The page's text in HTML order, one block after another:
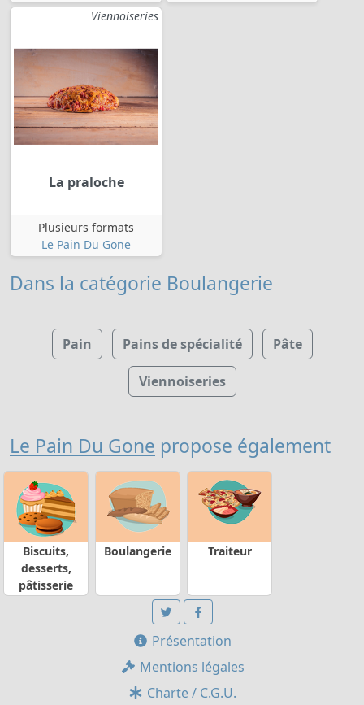
Viennoiseries
La praloche
Plusieurs formats
Le Pain Du Gone
Dans la catégorie Boulangerie
Pain Pains de spécialité Pâte
Viennoiseries
Le Pain Du Gone propose également
Biscuits,
desserts,
pâtisserie
Boulangerie Traiteur
Présentation
Mentions légales
Charte / C.G.U.